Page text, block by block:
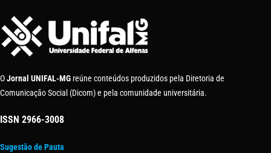
OJornal UNIFAL-MG reúne conteúdos produzidos pela Diretoria de
Comunicação Social (Dicom) e pela comunidade universitária.
ISSN 2966-3008
Sugestão de Pauta